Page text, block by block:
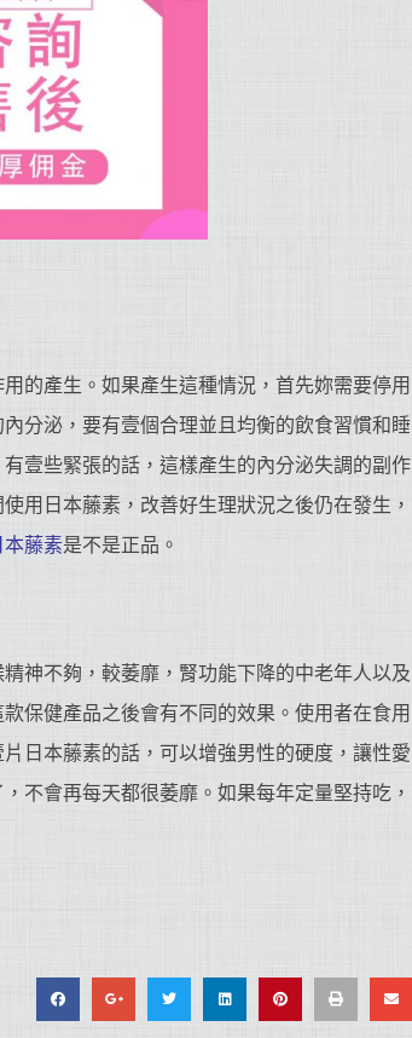
的產生。如果產生這種情況，首先妳需要停用
分泌，要有壹個合理並且均衡的飲食習慣和睡
壹些緊張的話，這樣產生的內分泌失調的副作
用日本藤素，改善好生理狀況之後仍在發生，
本藤素是不是正品。
神不夠，較萎靡，腎功能下降的中老年人以及
保健產品之後會有不同的效果。使用者在食用
日本藤素的話，可以增強男性的硬度，讓性愛
不會再每天都很萎靡。如果每年定量堅持吃，